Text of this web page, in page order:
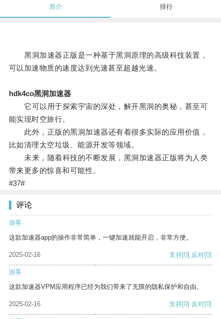
简介 排行
黑洞加速器正版是一种基于黑洞原理的高级科技装置，
可以加速物质的速度达到光速甚至超越光速。
hdk4co黑洞加速器
它可以用于探索宇宙的深处，解开黑洞的奥秘，甚至可
能实现时空旅行。
此外，正版的黑洞加速器还有着很多实际的应用价值，
比如清理太空垃圾、能源开发等领域。
未来，随着科技的不断发展，黑洞加速器正版将为人类
带来更多的惊喜和可能性。
#37#
评论
游客
这款加速器app的操作非常简单，一键加速就能开启，非常方便。
2025-02-16 支持[0] 反对[0]
游客
这款加速器VPM应用程序已经为我们带来了无限的隐私保护和自由。
2025-02-16 支持[0] 反对[0]